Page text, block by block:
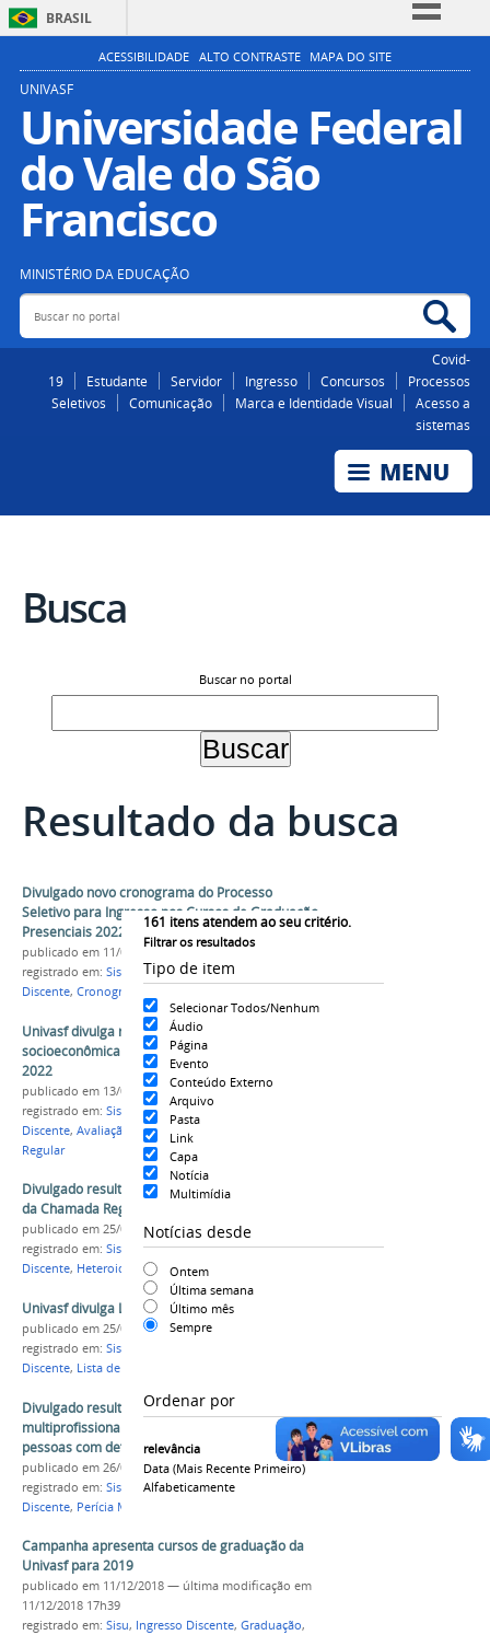
BRASIL
Simplifique!
Participe
Acesso à informação
Legislação
ACESSIBILIDADE ALTO CONTRASTE MAPA DO SITE
UNIVASF
Universidade Federal
do Vale do São
Francisco
MINISTÉRIO DA EDUCAÇÃO
Buscar no portal
Covid-
19
Estudante Servidor Ingresso Concursos
Processos
Seletivos
Comunicação Marca e Identidade Visual
Acesso a
sistemas
Busca
Buscar no portal
Resultado da busca
161 itens atendem ao seu critério.
Filtrar os resultados
Tipo de item
Selecionar Todos/Nenhum
Áudio
Página
Evento
Conteúdo Externo
Arquivo
Pasta
Link
Capa
Notícia
Multimídia
Notícias desde
Ontem
Última semana
Último mês
Sempre
Ordenar por
relevância
Data (mais Recente Primeiro)
Alfabeticamente
Divulgado novo cronograma do Processo
Seletivo para Ingresso nos Cursos de Graduação
Presenciais 2022 da Univasf
publicado em 11/04/2022
registrado em: Sisu 2022 ,PS-ICG 2022,
Discente, Cronograma
Univasf divulga resultado parcial da avaliação
socioeconômica da Chamada Regular do Sisu
2022
publicado em 13/04/2022
registrado em: Sisu 2022 PS-ICG 2022
Discente, Avaliação Socioeconômica
Regular
Divulgado resultado final da heteroidentificação
da Chamada Regular do Sisu 2022
publicado em 25/04/2022
registrado em: Sisu 2022,PS-ICG 2022,Ingresso
Discente, Heteroidentificação,Chamada Regular
Univasf divulga Lista de Espera do Sisu 2022
publicado em 25/04/2022
registrado em: Sisu 2022
Discente, Lista de Espera
Divulgado resultado final da perícia
multiprofissional dos candidatos às vagas para
pessoas com deficiência no Sisu 2022
publicado em 26/04/2022
registrado em: Sisu 2022,PS-ICG 2022,
Discente, Perícia Multiprofissional
Campanha apresenta cursos de graduação da
Univasf para 2019
publicado em 11/12/2018 — última modificação em
11/12/2018 17h39
registrado em: Sisu, Ingresso Discente, Graduação,